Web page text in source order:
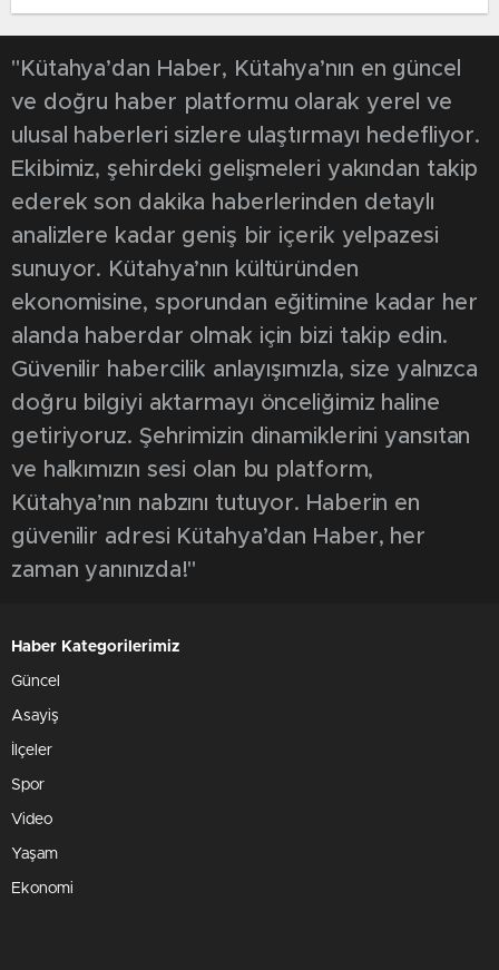
"Kütahya’dan Haber, Kütahya’nın en güncel
ve doğru haber platformu olarak yerel ve
ulusal haberleri sizlere ulaştırmayı hedefliyor.
Ekibimiz, şehirdeki gelişmeleri yakından takip
ederek son dakika haberlerinden detaylı
analizlere kadar geniş bir içerik yelpazesi
sunuyor. Kütahya’nın kültüründen
ekonomisine, sporundan eğitimine kadar her
alanda haberdar olmak için bizi takip edin.
Güvenilir habercilik anlayışımızla, size yalnızca
doğru bilgiyi aktarmayı önceliğimiz haline
getiriyoruz. Şehrimizin dinamiklerini yansıtan
ve halkımızın sesi olan bu platform,
Kütahya’nın nabzını tutuyor. Haberin en
güvenilir adresi Kütahya’dan Haber, her
zaman yanınızda!"
Haber Kategorilerimiz
Güncel
Asayiş
İlçeler
Spor
Video
Yaşam
Ekonomi